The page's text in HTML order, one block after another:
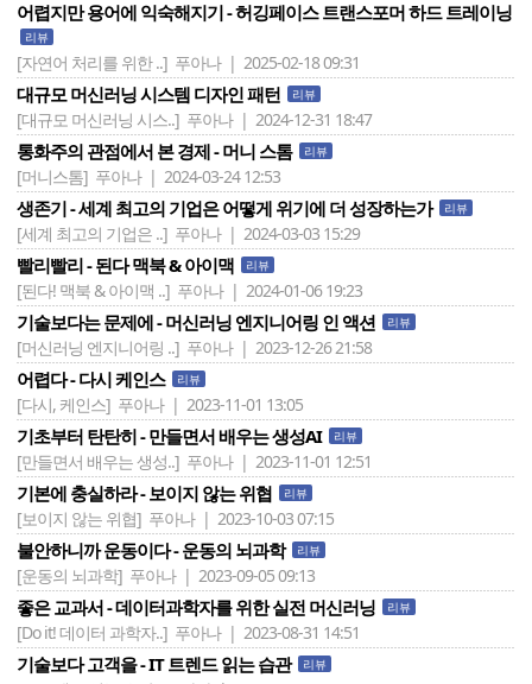
어렵지만 용어에 익숙해지기 - 허깅페이스 트랜스포머 하드 트레이닝
리뷰
[자연어 처리를 위한 ..] 푸아나 | 2025-02-18 09:31
대규모 머신러닝 시스템 디자인 패턴 리뷰
[대규모 머신러닝 시스..] 푸아나 | 2024-12-31 18:47
통화주의 관점에서 본 경제 - 머니 스톰 리뷰
[머니스톰] 푸아나 | 2024-03-24 12:53
생존기 - 세계 최고의 기업은 어떻게 위기에 더 성장하는가 리뷰
[세계 최고의 기업은 ..] 푸아나 | 2024-03-03 15:29
빨리빨리 - 된다 맥북 & 아이맥 리뷰
[된다! 맥북 & 아이맥 ..] 푸아나 | 2024-01-06 19:23
기술보다는 문제에 - 머신러닝 엔지니어링 인 액션 리뷰
[머신러닝 엔지니어링 ..] 푸아나 | 2023-12-26 21:58
어렵다 - 다시 케인스 리뷰
[다시, 케인스] 푸아나 | 2023-11-01 13:05
기초부터 탄탄히 - 만들면서 배우는 생성AI 리뷰
[만들면서 배우는 생성..] 푸아나 | 2023-11-01 12:51
기본에 충실하라 - 보이지 않는 위협 리뷰
[보이지 않는 위협] 푸아나 | 2023-10-03 07:15
불안하니까 운동이다 - 운동의 뇌과학 리뷰
[운동의 뇌과학] 푸아나 | 2023-09-05 09:13
좋은 교과서 - 데이터과학자를 위한 실전 머신러닝 리뷰
[Do it! 데이터 과학자..] 푸아나 | 2023-08-31 14:51
기술보다 고객을 - IT 트렌드 읽는 습관 리뷰